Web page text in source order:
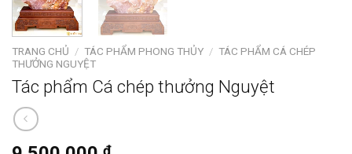
TRANG CHỦ / TÁC PHẨM PHONG THỦY / TÁC PHẨM CÁ CHÉP
THƯỞNG NGUYỆT
Tác phẩm Cá chép thưởng Nguyệt